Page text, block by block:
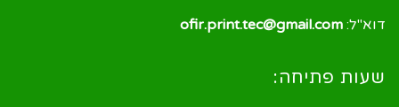
דוא"ל: ofir.print.tec@gmail.com
שעות פתיחה: